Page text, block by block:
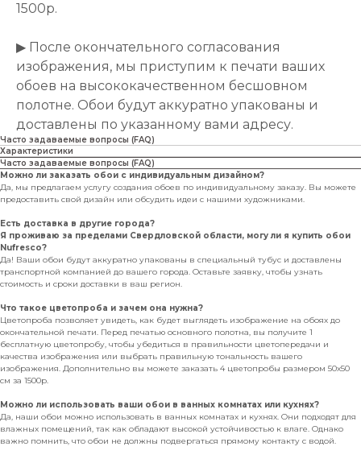
1500р.
▶ После окончательного согласования
изображения, мы приступим к печати ваших
обоев на высококачественном бесшовном
полотне. Обои будут аккуратно упакованы и
доставлены по указанному вами адресу.
Часто задаваемые вопросы (FAQ)
Характеристики
Часто задаваемые вопросы (FAQ)
Можно ли заказать обои с индивидуальным дизайном?
Да, мы предлагаем услугу создания обоев по индивидуальному заказу. Вы можете
предоставить свой дизайн или обсудить идеи с нашими художниками.
Есть доставка в другие города?
Я проживаю за пределами Свердловской области, могу ли я купить обои
Nufresco?
Да! Ваши обои будут аккуратно упакованы в специальный тубус и доставлены
транспортной компанией до вашего города. Оставьте заявку, чтобы узнать
стоимость и сроки доставки в ваш регион.
Что такое цветопроба и зачем она нужна?
Цветопроба позволяет увидеть, как будет выглядеть изображение на обоях до
окончательной печати. Перед печатью основного полотна, вы получите 1
бесплатную цветопробу, чтобы убедиться в правильности цветопередачи и
качества изображения или выбрать правильную тональность вашего
изображения. Дополнительно вы можете заказать 4 цветопробы размером 50х50
см за 1500р.
Можно ли использовать ваши обои в ванных комнатах или кухнях?
Да, наши обои можно использовать в ванных комнатах и кухнях. Они подходят для
влажных помещений, так как обладают высокой устойчивостью к влаге. Однако
важно помнить, что обои не должны подвергаться прямому контакту с водой.